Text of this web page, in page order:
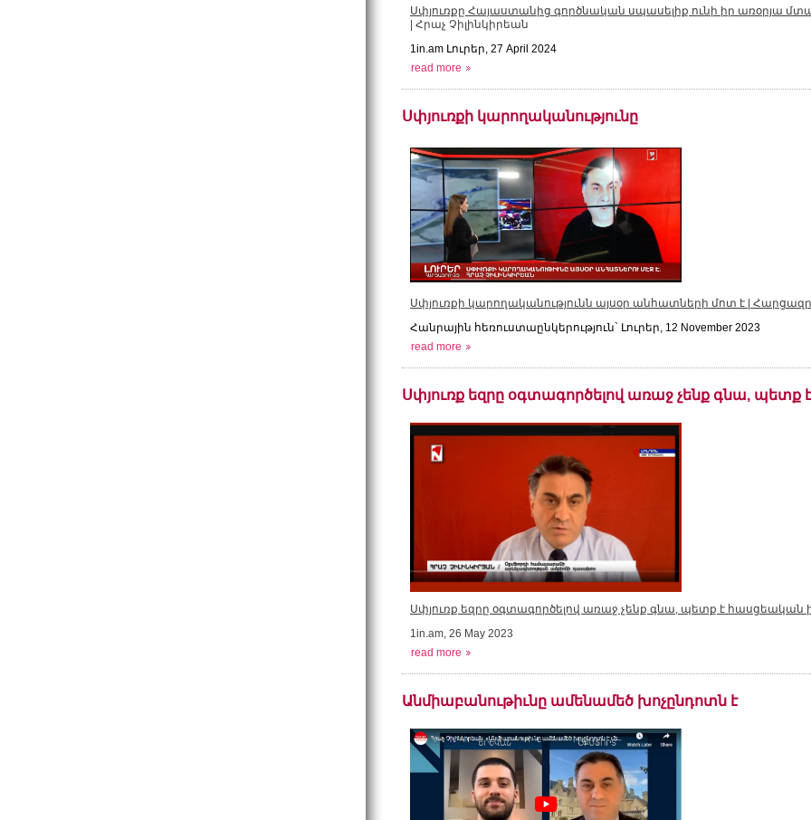
Սփյուռքը Հայաստանից գործնական սպասելիք ունի իր առօրյա
| Հրաչ Չիլինկիրեան
1in.am Լուրեր, 27 April 2024
read more
Սփյուռքի կարողականությունը
Սփյուռքի կարողականությունն այսօր անհատների մոտ է |
Հանրային հեռուստաընկերություն` Լուրեր, 12 November 2023
read more
Սփյուռք եզրը օգտագործելով առաջ չենք գնա, պետք
Սփյուռք եզրը օգտագործելով առաջ չենք գնա, պետք է հասցեական
1in.am, 26 May 2023
read more
Անմիաբանութիւնը ամենամեծ խոչընդոտն է